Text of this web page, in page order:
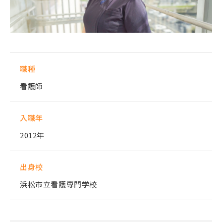
職種
看護師
入職年
2012年
出身校
浜松市立看護専門学校